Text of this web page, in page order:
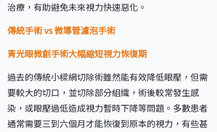
治療，有助避免未來視力快速惡化。
傳統手術 vs 微導管濾泡手術
青光眼微創手術大幅縮短視力恢復期
過去的傳統小樑網切除術雖然能有效降低眼壓，但需
要較大的切口，並切除部分組織，術後較常發生感
染，或眼壓過低造成視力暫時下降等問題。多數患者
通常需要三到六個月才能恢復到原本的視力，有些甚